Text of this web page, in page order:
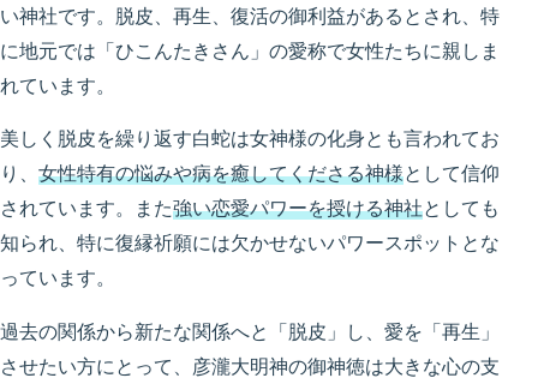
い神社です。脱皮、再生、復活の御利益があるとされ、特
に地元では「ひこんたきさん」の愛称で女性たちに親しま
れています。
美しく脱皮を繰り返す白蛇は女神様の化身とも言われてお
り、 女性特有の悩みや病を癒してくださる神様として信仰
されています。また強い恋愛パワーを授ける神社としても
知られ、特に復縁祈願には欠かせないパワースポットとな
っています。
過去の関係から新たな関係へと「脱皮」し、愛を「再生」
させたい方にとって、彦瀧大明神の御神徳は大きな心の支